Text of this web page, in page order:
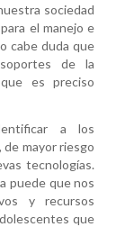
sociedad
el manejo e
cabe duda que
de la
es preciso
a los
mayor riesgo
tecnologías.
puede que nos
y recursos
que